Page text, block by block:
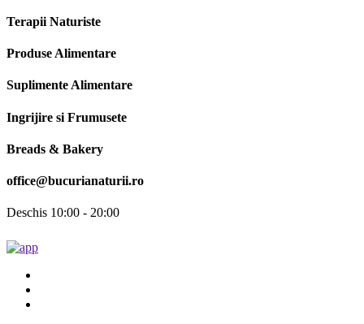
Terapii Naturiste
Produse Alimentare
Suplimente Alimentare
Ingrijire si Frumusete
Breads & Bakery
office@bucurianaturii.ro
Deschis 10:00 - 20:00